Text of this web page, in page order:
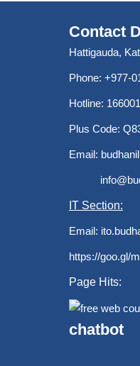
Contact
Hattigauda,
Phone: +977-
Hotline:
Plus Code:
Email:
IT Section:
Email:
https://goo.gl/
Page Hits:
chatbot